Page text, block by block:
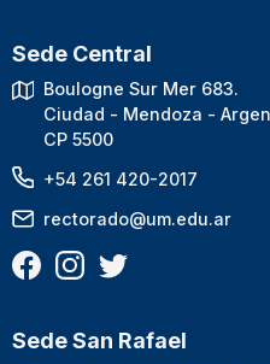
Sede Central
Boulogne Sur Mer 683.
Ciudad - Mendoza -
CP 5500
+54 261 420-2017
rectorado@um.edu.ar
Sede San Rafael